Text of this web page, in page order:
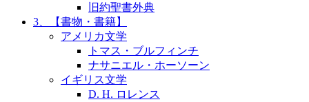
旧約聖書外典
3、【書物・書籍】
アメリカ文学
トマス・ブルフィンチ
ナサニエル・ホーソーン
イギリス文学
D. H. ロレンス